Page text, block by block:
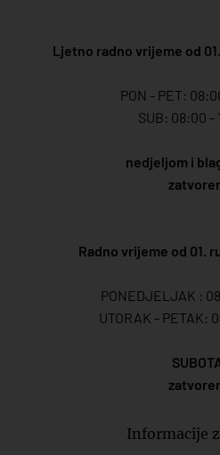
Ljetno radno vrijeme od
PON - PET:
SUB: 08:00 -
nedjeljom i
Radno vrijeme od 01.
PONEDJELJAK :
UTORAK - PETAK:
Informacije